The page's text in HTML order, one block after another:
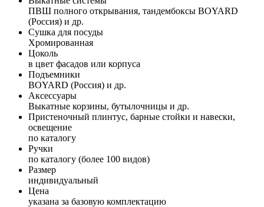
ПВШ полного открывания, тандембоксы BOYARD
(Россия) и др.
Сушка для посуды
Хромированная
Цоколь
в цвет фасадов или корпуса
Подъемники
BOYARD (Россия) и др.
Аксессуары
Выкатные корзины, бутылочницы и др.
Пристеночный плинтус, барные стойки и навески,
освещение
по каталогу
Ручки
по каталогу (более 100 видов)
Размер
индивидуальный
Цена
указана за базовую комплектацию